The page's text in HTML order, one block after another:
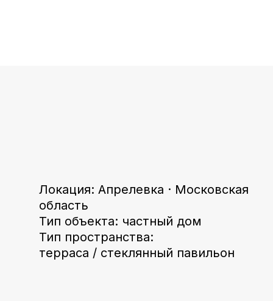
Локация: Апрелевка · Московская
область
Тип объекта: частный дом
Тип пространства:
терраса / стеклянный павильон